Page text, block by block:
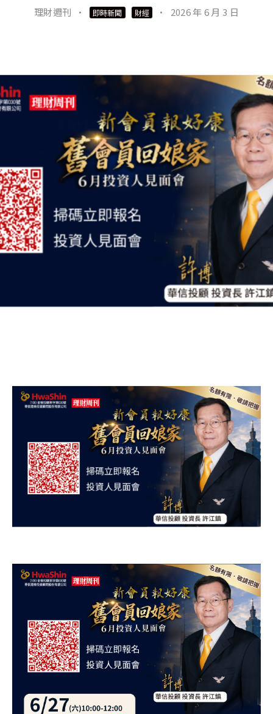
理財週刊 · 即時新聞 財經 · 2026 年 6 月 3 日